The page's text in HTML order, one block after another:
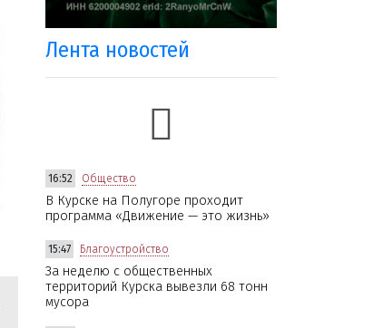
Лента новостей
16:52 Общество
В Курске на Полугоре проходит
программа «Движение — это жизнь»
15:47 Благоустройство
За неделю с общественных
территорий Курска вывезли 68 тонн
мусора